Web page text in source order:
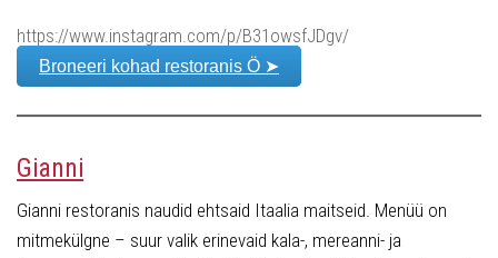
https://www.instagram.com/p/B31owsfJDgv/
Broneeri kohad restoranis Ö ➤
Gianni
Gianni restoranis naudid ehtsaid Itaalia maitseid. Menüü on
mitmekülgne – suur valik erinevaid kala-, mereanni- ja